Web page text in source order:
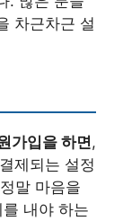
차근차근 설
가입을 하면,
제되는 설정
말 마음을
내야 하는